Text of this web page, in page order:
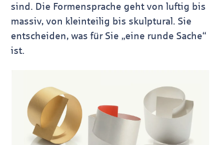
sind. Die Formensprache geht von luftig bis
massiv, von kleinteilig bis skulptural. Sie
entscheiden, was für Sie „eine runde Sache“
ist.